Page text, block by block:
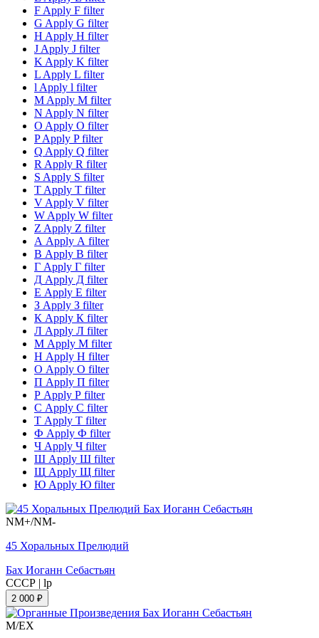
F Apply F filter
G Apply G filter
H Apply H filter
J Apply J filter
K Apply K filter
L Apply L filter
l Apply l filter
M Apply M filter
N Apply N filter
O Apply O filter
PApply P filter
Q Apply Q filter
R Apply R filter
S Apply S filter
T Apply T filter
V Apply V filter
W Apply W filter
Z Apply Z filter
А Apply А filter
В Apply В filter
Г Apply Г filter
Д Apply Д filter
Е Apply Е filter
З Apply З filter
К Apply К filter
Л Apply Л filter
М Apply М filter
Н Apply Н filter
О Apply О filter
П Apply П filter
Р Apply Р filter
С Apply С filter
Т Apply Т filter
Ф Apply Ф filter
Ч Apply Ч filter
Ш Apply Ш filter
Щ Apply Щ filter
Ю Apply Ю filter
NM+/NM-
45 Хоральных Прелюдий
Бах Иоганн Себастьян
СССР | lp
2 000 ₽
M/EX